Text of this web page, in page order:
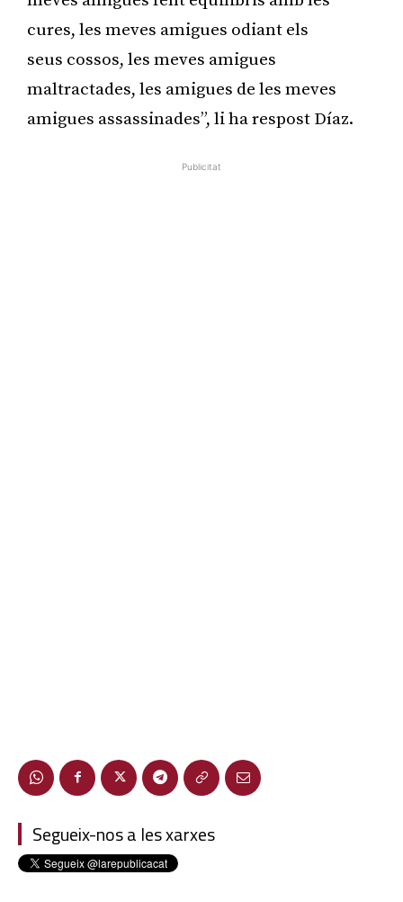
cures, les meves amigues odiant els
seus cossos, les meves amigues
maltractades, les amigues de les meves
amigues assassinades”, li ha respost Díaz.
Publicitat
Segueix-nos a les xarxes